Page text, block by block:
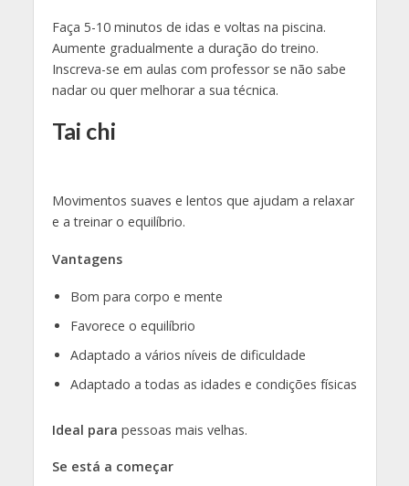
Faça 5-10 minutos de idas e voltas na piscina.
Aumente gradualmente a duração do treino.
Inscreva-se em aulas com professor se não sabe
nadar ou quer melhorar a sua técnica.
Tai chi
Movimentos suaves e lentos que ajudam a relaxar
e a treinar o equilíbrio.
Vantagens
Bom para corpo e mente
Favorece o equilíbrio
Adaptado a vários níveis de dificuldade
Adaptado a todas as idades e condições físicas
Ideal para pessoas mais velhas.
Se está a começar